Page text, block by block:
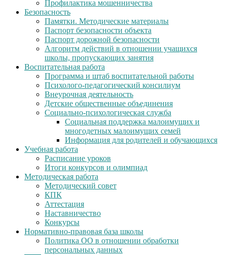
Профилактика мошенничества
Безопасность
Памятки. Методические материалы
Паспорт безопасности объекта
Паспорт дорожной безопасности
Алгоритм действий в отношении учащихся
школы, пропускающих занятия
Воспитательная работа
Программа и штаб воспитательной работы
Психолого-педагогический консилиум
Внеурочная деятельность
Детские общественные объединения
Социально-психологическая служба
Социальная поддержка малоимущих и
многодетных малоимущих семей
Информация для родителей и обучающихся
Учебная работа
Расписание уроков
Итоги конкурсов и олимпиад
Методическая работа
Методический совет
КПК
Аттестация
Наставничество
Конкурсы
Нормативно-правовая база школы
Политика ОО в отношении обработки
персональных данных